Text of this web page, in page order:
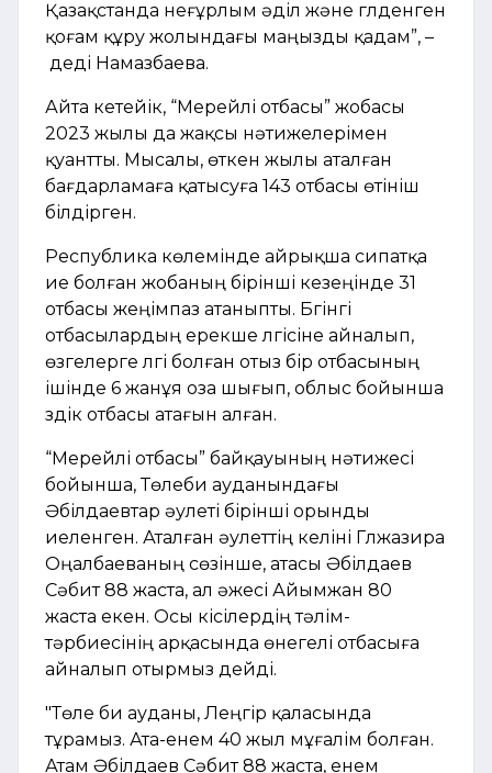
Қазақстанда неғұрлым әділ және гүлденген
қоғам құру жолындағы маңызды қадам”, –
деді Намазбаева.
Айта кетейік, “Мерейлі отбасы” жобасы
2023 жылы да жақсы нәтижелерімен
қуантты. Мысалы, өткен жылы аталған
бағдарламаға қатысуға 143 отбасы өтініш
білдірген.
Республика көлемінде айрықша сипатқа
ие болған жобаның бірінші кезеңінде 31
отбасы жеңімпаз атаныпты. Бүгінгі
отбасылардың ерекше үлгісіне айналып,
өзгелерге үлгі болған отыз бір отбасының
ішінде 6 жанұя оза шығып, облыс бойынша
үздік отбасы атағын алған.
“Мерейлі отбасы” байқауының нәтижесі
бойынша, Төлеби ауданындағы
Әбілдаевтар әулеті бірінші орынды
иеленген. Аталған әулеттің келіні Гүлжазира
Оңалбаеваның сөзінше, атасы Әбілдаев
Сәбит 88 жаста, ал әжесі Айымжан 80
жаста екен. Осы кісілердің тәлім-
тәрбиесінің арқасында өнегелі отбасыға
айналып отырмыз дейді.
"Төле би ауданы, Леңгір қаласында
тұрамыз. Ата-енем 40 жыл мұғалім болған.
Атам Әбілдаев Сәбит 88 жаста, енем